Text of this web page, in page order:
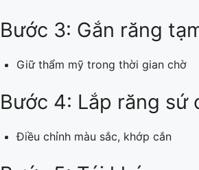
Bước 3: Gắn răng
Giữ thẩm mỹ trong thời gian chờ
Bước 4: Lắp răng sứ
Điều chỉnh màu sắc, khớp cắn